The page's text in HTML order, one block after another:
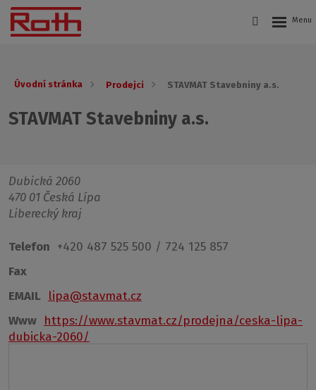
Úvodní stránka Prodejci STAVMAT Stavebniny a.s.
STAVMAT Stavebniny a.s.
Dubická 2060
470 01 Česká Lípa
Liberecký kraj
Telefon +420 487 525 500 / 724 125 857
Fax
EMAIL
lipa@stavmat.cz
Www https://www.stavmat.cz/prodejna/ceska-lipa-
dubicka-2060/